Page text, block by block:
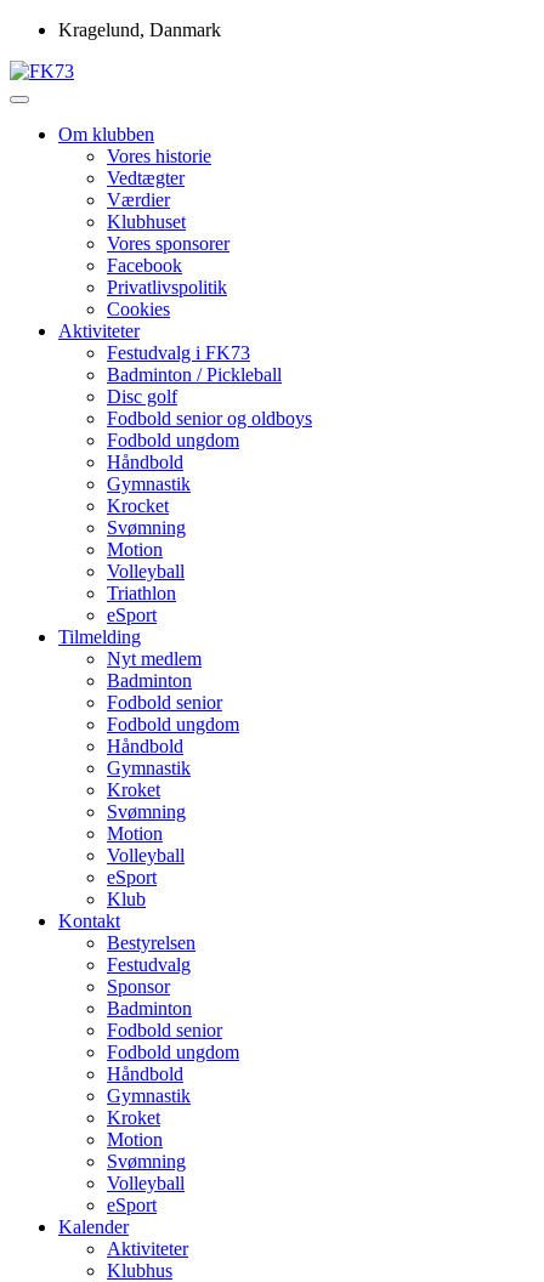
Skip
content
Kragelund, Danmark
FK73
Om klubben
Vores historie
Vedtægter
Værdier
Klubhuset
Vores sponsorer
Facebook
Privatlivspolitik
Cookies
Aktiviteter
Festudvalg i FK73
Badminton / Pickleball
Disc golf
Fodbold senior og oldboys
Fodbold ungdom
Håndbold
Gymnastik
Krocket
Svømning
Motion
Volleyball
Triathlon
eSport
Tilmelding
Nyt medlem
Badminton
Fodbold senior
Fodbold ungdom
Håndbold
Gymnastik
Kroket
Svømning
Motion
Volleyball
eSport
Klub
Kontakt
Bestyrelsen
Festudvalg
Sponsor
Badminton
Fodbold senior
Fodbold ungdom
Håndbold
Gymnastik
Kroket
Motion
Svømning
Volleyball
eSport
Kalender
Aktiviteter
Klubhus